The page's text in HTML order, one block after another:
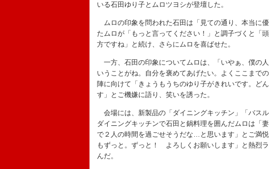
いる石田ゆり子とムロツヨシが登壇した。
ムロの印象を問われた石田は「見ての通り、本当に
たムロが「もっと言ってください！」と調子づくと「
方ですね」と続け、さらにムロを喜ばせた。
一方、石田の印象についてムロは、「いやぁ、僕の
いうことがね。自分を褒めてあげたい。よくここまで
陣に向けて「きょうもうちのゆり子がきれいです。
す」とご機嫌に語り、笑いを誘った。
会場には、新製品の「ダイニングキッチン」「バス
ダイニングキッチンで石田と鍋料理を囲んだムロは「
で２人の時間を過ごせそうだな…と思います」とご満
もずっと。ずっと！ よろしくお願いします」と熱烈
んだ。